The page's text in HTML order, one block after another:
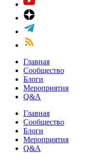
Главная
Сообщество
Блоги
Мероприятия
Q&A
Главная
Сообщество
Блоги
Мероприятия
Q&A